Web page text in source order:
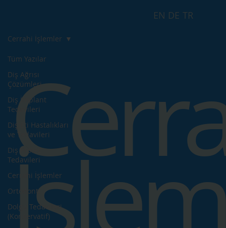
EN DE TR
Tüm Yazılar
Diş Ağrısı
Çözümleri
Diş İmplant
Tedavileri
Diş Eti Hastalıkları
ve Tedavileri
Diş Protez
Tedavileri
Cerrahi İşlemler
Ortodonti
Dolgu Tedavileri
(Konservatif)
Cerrahi İşlemler